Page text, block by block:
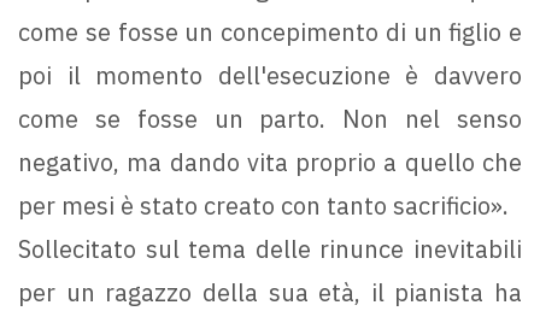
come se fosse un concepimento di un figlio e
poi il momento dell'esecuzione è davvero
come se fosse un parto. Non nel senso
negativo, ma dando vita proprio a quello che
per mesi è stato creato con tanto sacrificio».
Sollecitato sul tema delle rinunce inevitabili
per un ragazzo della sua età, il pianista ha